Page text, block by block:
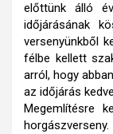
előttünk álló
időjárásának
versenyünkből
félbe kellett
arról, hogy
az időjárás
Megemlítésre